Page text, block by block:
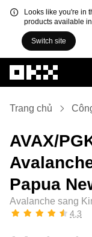
Looks like you're in
products available
Switch site
Trang chủ
AVAX/
Papua
Avalanche sang
4,3